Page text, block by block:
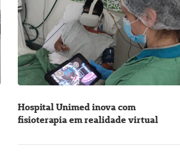
Hospital Unimed inova com
fisioterapia em realidade virtual